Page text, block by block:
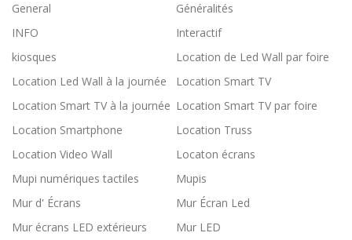
General
Généralités
INFO
Interactif
kiosques
Location de Led Wall par foire
Location Led Wall à la journée
Location Smart TV
Location Smart TV à la journée Location Smart TV par foire
Location Smartphone
Location Truss
Location Video Wall
Locaton écrans
Mupi numériques tactiles
Mupis
Mur d' Écrans
Mur Écran Led
Mur écrans LED extérieurs
Mur LED